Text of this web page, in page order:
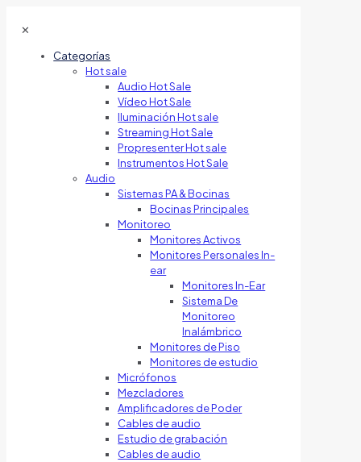
✕
Categorías
Hot sale
Audio Hot Sale
Vídeo Hot Sale
Iluminación Hot sale
Streaming Hot Sale
Propresenter Hot sale
Instrumentos Hot Sale
Audio
Sistemas PA & Bocinas
Bocinas Principales
Monitoreo
Monitores Activos
Monitores Personales In-
ear
Monitores In-Ear
Sistema De
Monitoreo
Inalámbrico
Monitores de Piso
Monitores de estudio
Micrófonos
Mezcladores
Amplificadores de Poder
Cables de audio
Estudio de grabación
Cables de audio